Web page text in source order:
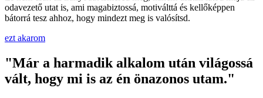
odavezető utat is, ami magabiztossá, motiválttá és kellőképpen
bátorrá tesz ahhoz, hogy mindezt meg is valósítsd.
ezt akarom
"Már a harmadik alkalom után világossá
vált, hogy mi is az én önazonos utam."